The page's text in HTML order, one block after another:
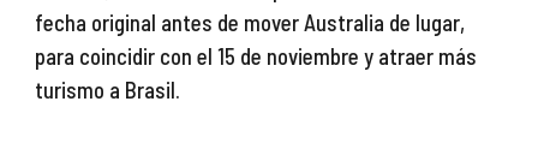
fecha original antes de mover Australia de lugar,
para coincidir con el 15 de noviembre y atraer más
turismo a Brasil.